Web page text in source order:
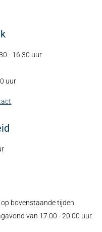
- 16.30 uur
uur
bovenstaande tijden
van 17.00 - 20.00 uur.